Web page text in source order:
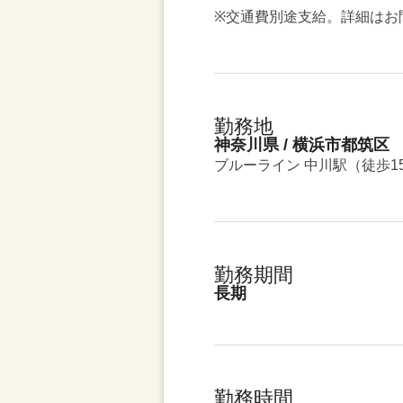
※交通費別途支給。詳細はお
勤務地
神奈川県 / 横浜市都筑区
ブルーライン 中川駅（徒歩15
勤務期間
長期
勤務時間